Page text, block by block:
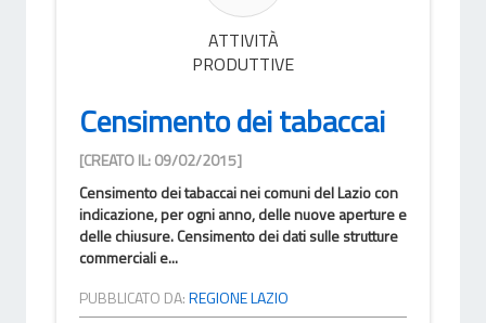
ATTIVITÀ
PRODUTTIVE
Censimento dei tabaccai
[CREATO IL: 09/02/2015]
Censimento dei tabaccai nei comuni del Lazio con
indicazione, per ogni anno, delle nuove aperture e
delle chiusure. Censimento dei dati sulle strutture
commerciali e...
PUBBLICATO DA:REGIONE LAZIO